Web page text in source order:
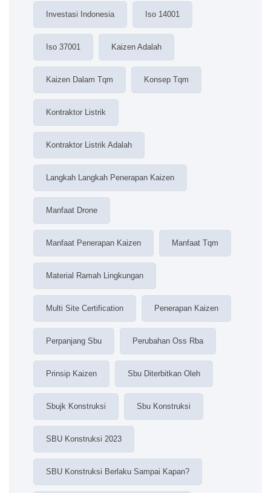
Investasi Indonesia Iso 14001
Iso 37001 Kaizen Adalah
Kaizen Dalam Tqm Konsep Tqm
Kontraktor Listrik
Kontraktor Listrik Adalah
Langkah Langkah Penerapan Kaizen
Manfaat Drone
Manfaat Penerapan Kaizen Manfaat Tqm
Material Ramah Lingkungan
Multi Site Certification Penerapan Kaizen
Perpanjang Sbu Perubahan Oss Rba
Prinsip Kaizen Sbu Diterbitkan Oleh
Sbujk Konstruksi Sbu Konstruksi
SBU Konstruksi 2023
SBU Konstruksi Berlaku Sampai Kapan?